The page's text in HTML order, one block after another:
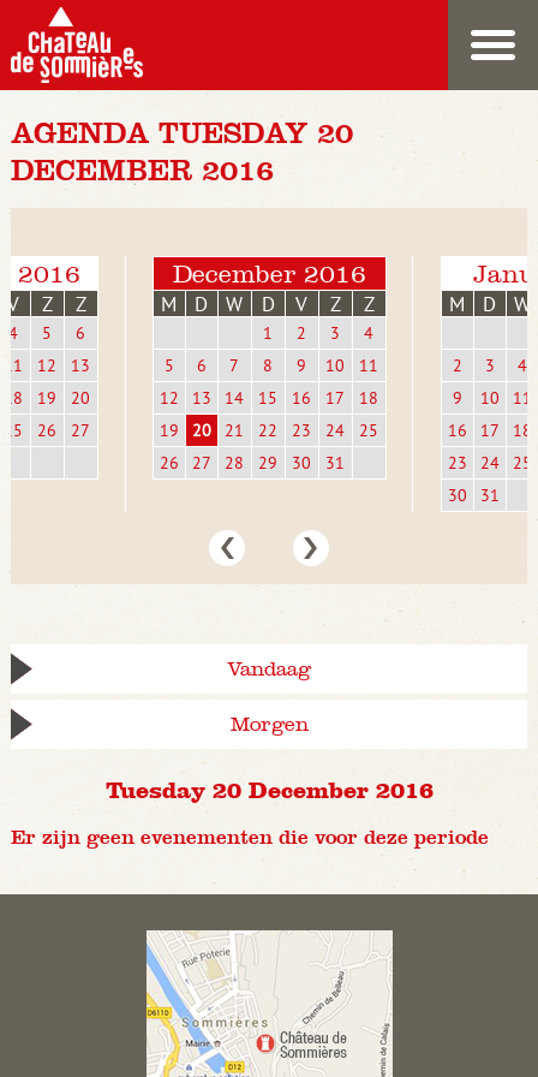
AGENDA TUESDAY 20
DECEMBER 2016
2016
V Z Z
4 5
6
11
12
13
18
19
20
25
26 27
December 2016
M D W D V Z Z
1 2 3
4
5
6 7 8 9 10
11
12
13 14 15 16 17
18
19
20 21 22 23 24
25
26
27 28 29 30 31
M D W
2 3
4
9
10
11
16
17
18
23
24
25
30
31
Vandaag
Morgen
Tuesday 20 December 2016
Er zijn geen evenementen die voor deze periode